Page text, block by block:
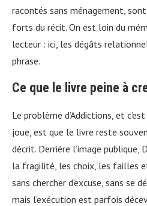
racontés sans ménagement,
forts du récit. On est loin du
lecteur : ici, les dégâts
phrase.
Ce que le livre peine à
Le problème d’Addictions, et
joue, est que le livre reste
décrit. Derrière l’image
la fragilité, les choix, les failles
sans chercher d’excuse, sans se
mais l’exécution est parfois